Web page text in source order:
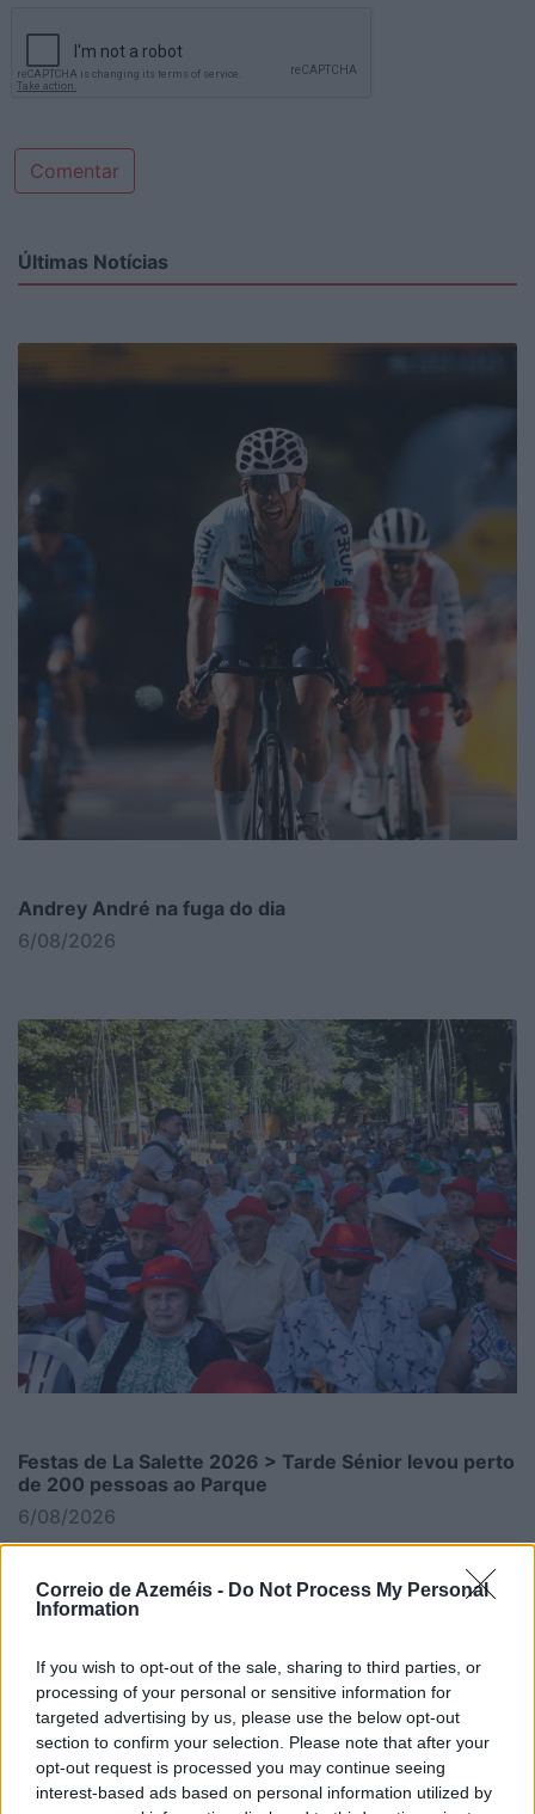
Correio de Azeméis - Do Not Process My Personal
Information
If you wish to opt-out of the sale, sharing to third parties, or
processing of your personal or sensitive information for
targeted advertising by us, please use the below opt-out
section to confirm your selection. Please note that after your
opt-out request is processed you may continue seeing
interest-based ads based on personal information utilized by
Comentar
Últimas Notícias
Andrey André na fuga do dia
6/08/2026
Festas de La Salette 2026 > Tarde Sénior levou perto
de 200 pessoas ao Parque
6/08/2026